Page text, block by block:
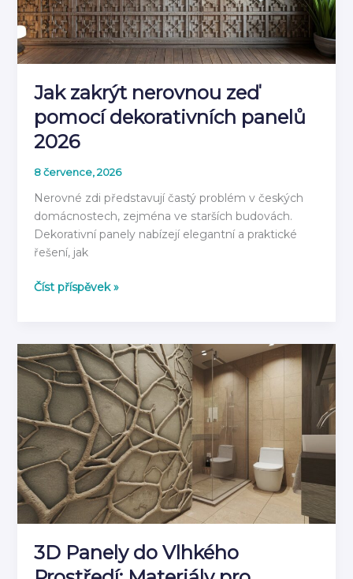
Jak zakrýt nerovnou zeď
pomocí dekorativních panelů
2026
8 července, 2026
Nerovné zdi představují častý problém v českých
domácnostech, zejména ve starších budovách.
Dekorativní panely nabízejí elegantní a praktické
řešení, jak
Jak
zeď
pomocí
dekorativních
panelů
2026
Číst příspěvek »
3D Panely do Vlhkého